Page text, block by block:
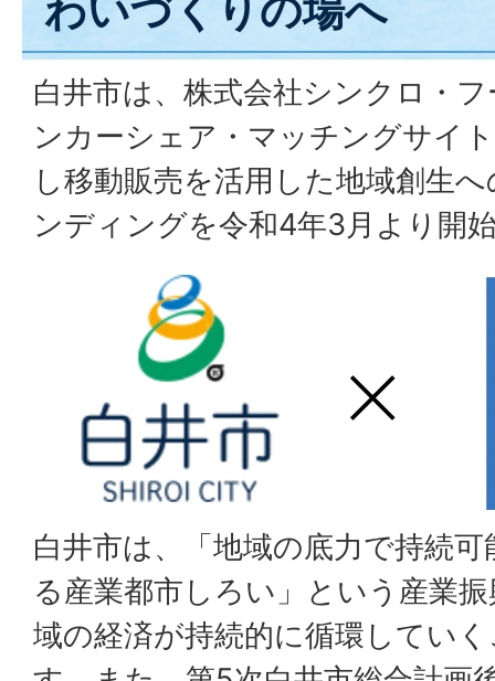
白井市は、株式会社シンクロ・
ンカーシェア・マッチングサイ
し移動販売を活用した地域創生
ンディングを令和4年3月より開
白井市は、「地域の底力で持続
る産業都市しろい」という産業
域の経済が持続的に循環してい